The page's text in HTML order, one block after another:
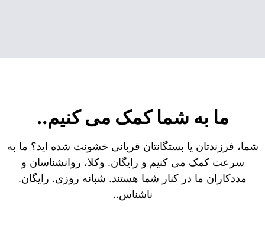
ما به شما کمک می کنیم..
شما، فرزندتان یا بستگانتان قربانی خشونت شده اید؟ ما به
سرعت کمک می کنیم و رایگان. وکلا، روانشناسان و
مددکاران ما در کنار شما هستند. شبانه روزی. رایگان.
ناشناس..